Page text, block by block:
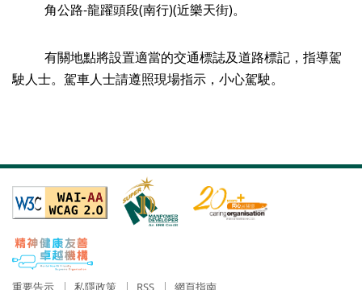
角公路-龍躍頭段(南行)(近樂天街)。
有關地點將設置適當的交通標誌及道路標記，指導駕
駛人士。駕車人士請遵照現場指示，小心駕駛。
重要告示 私隱政策 RSS 網頁指南